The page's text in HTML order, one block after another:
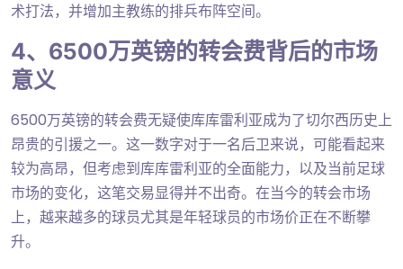
术打法，并增加主教练的排兵布阵空间。
4、6500万英镑的转会费背后的市场
意义
6500万英镑的转会费无疑使库库雷利亚成为了切尔西历史上
昂贵的引援之一。这一数字对于一名后卫来说，可能看起来
较为高昂，但考虑到库库雷利亚的全面能力，以及当前足球
市场的变化，这笔交易显得并不出奇。在当今的转会市场
上，越来越多的球员尤其是年轻球员的市场价正在不断攀
升。